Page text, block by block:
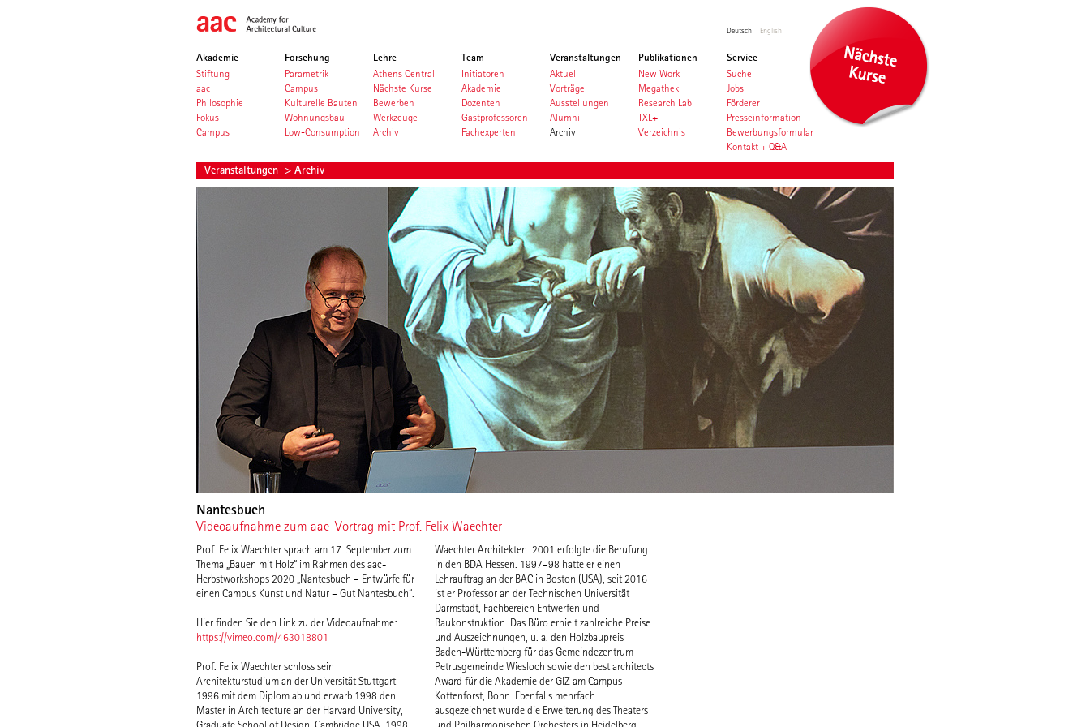
Deutsch English
Akademie
Stiftung
aac
Philosophie
Fokus
Campus
Forschung
Parametrik
Campus
Kulturelle Bauten
Wohnungsbau
Low-Consumption
Lehre
Athens Central
Nächste Kurse
Bewerben
Werkzeuge
Archiv
Team
Initiatoren
Akademie
Dozenten
Gastprofessoren
Fachexperten
Veranstaltungen
Aktuell
Vorträge
Ausstellungen
Alumni
Archiv
Publikationen
New Work
Megathek
Research Lab
TXL+
Verzeichnis
Service
Suche
Jobs
Förderer
Presseinformation
Bewerbungsformular
Kontakt + Q&A
Veranstaltungen > Archiv
Nantesbuch
Videoaufnahme zum aac-Vortrag mit Prof. Felix Waechter
Prof. Felix Waechter sprach am 17. September zum
Thema „Bauen mit Holz“ im Rahmen des aac-
Herbstworkshops 2020 „Nantesbuch – Entwürfe für
einen Campus Kunst und Natur – Gut Nantesbuch“.
Hier finden Sie den Link zu der Videoaufnahme:
https://vimeo.com/463018801
Prof. Felix Waechter schloss sein
Architekturstudium an der Universität Stuttgart
1996 mit dem Diplom ab und erwarb 1998 den
Master in Architecture an der Harvard University,
Waechter Architekten. 2001 erfolgte die Berufung
in den BDA Hessen. 1997–98 hatte er einen
Lehrauftrag an der BAC in Boston (USA), seit 2016
ist er Professor an der Technischen Universität
Darmstadt, Fachbereich Entwerfen und
Baukonstruktion. Das Büro erhielt zahlreiche Preise
und Auszeichnungen, u. a. den Holzbaupreis
Baden-Württemberg für das Gemeindezentrum
Petrusgemeinde Wiesloch sowie den best architects
Award für die Akademie der GIZ am Campus
Kottenforst, Bonn. Ebenfalls mehrfach
ausgezeichnet wurde die Erweiterung des Theaters